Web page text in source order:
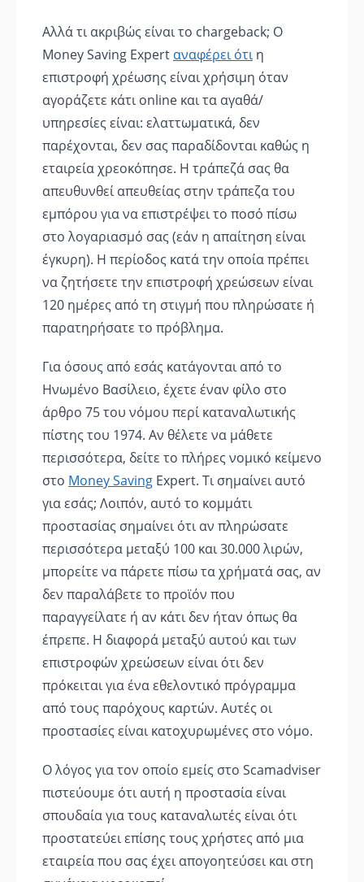
Αλλά τι ακριβώς είναι το chargeback; Ο
Money Saving Expert αναφέρει ότιη
επιστροφή χρέωσης είναι χρήσιμη όταν
αγοράζετε κάτι online και τα αγαθά/
υπηρεσίες είναι: ελαττωματικά, δεν
παρέχονται, δεν σας παραδίδονται καθώς η
εταιρεία χρεοκόπησε. Η τράπεζά σας θα
απευθυνθεί απευθείας στην τράπεζα του
εμπόρου για να επιστρέψει το ποσό πίσω
στο λογαριασμό σας (εάν η απαίτηση είναι
έγκυρη). Η περίοδος κατά την οποία πρέπει
να ζητήσετε την επιστροφή χρεώσεων είναι
120 ημέρες από τη στιγμή που πληρώσατε ή
παρατηρήσατε το πρόβλημα.
Για όσους από εσάς κατάγονται από το
Ηνωμένο Βασίλειο, έχετε έναν φίλο στο
άρθρο 75 του νόμου περί καταναλωτικής
πίστης του 1974. Αν θέλετε να μάθετε
περισσότερα, δείτε το πλήρες νομικό κείμενο
στο Money Saving Expert. Τι σημαίνει αυτό
για εσάς; Λοιπόν, αυτό το κομμάτι
προστασίας σημαίνει ότι αν πληρώσατε
περισσότερα μεταξύ 100 και 30.000 λιρών,
μπορείτε να πάρετε πίσω τα χρήματά σας, αν
δεν παραλάβετε το προϊόν που
παραγγείλατε ή αν κάτι δεν ήταν όπως θα
έπρεπε. Η διαφορά μεταξύ αυτού και των
επιστροφών χρεώσεων είναι ότι δεν
πρόκειται για ένα εθελοντικό πρόγραμμα
από τους παρόχους καρτών. Αυτές οι
προστασίες είναι κατοχυρωμένες στο νόμο.
Ο λόγος για τον οποίο εμείς στο Scamadviser
πιστεύουμε ότι αυτή η προστασία είναι
σπουδαία για τους καταναλωτές είναι ότι
προστατεύει επίσης τους χρήστες από μια
εταιρεία που σας έχει απογοητεύσει και στη